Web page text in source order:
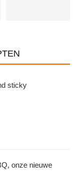
sticky
onze nieuwe